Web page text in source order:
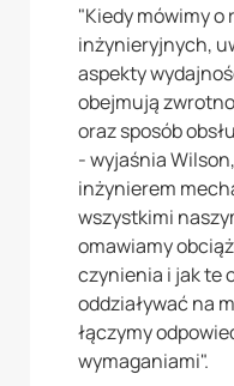
"Kiedy mówimy
inżynieryjnych,
aspekty
obejmują
oraz sposób
- wyjaśnia
inżynierem
wszystkimi
omawiamy
czynienia i jak te
oddziaływać na
łączymy
wymaganiami".